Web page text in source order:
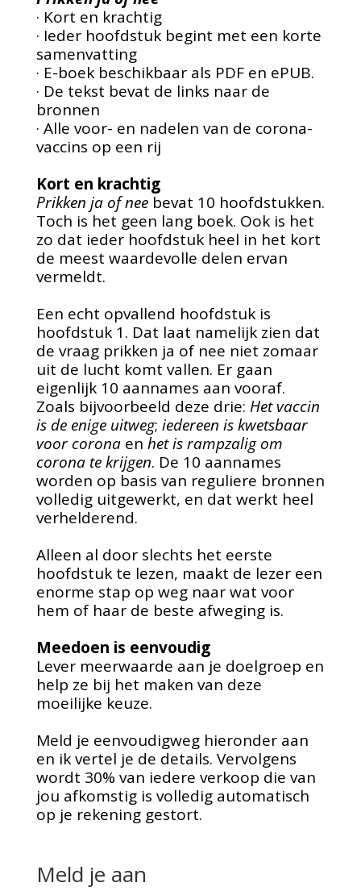
· Kort en krachtig
· Ieder hoofdstuk begint met een korte
samenvatting
· E-boek beschikbaar als PDF en ePUB.
· De tekst bevat de links naar de
bronnen
· Alle voor- en nadelen van de corona-
vaccins op een rij
Kort en krachtig
Prikken ja of neebevat 10 hoofdstukken.
Toch is het geen lang boek. Ook is het
zo dat ieder hoofdstuk heel in het kort
de meest waardevolle delen ervan
vermeldt.
Een echt opvallend hoofdstuk is
hoofdstuk 1. Dat laat namelijk zien dat
de vraag prikken ja of nee niet zomaar
uit de lucht komt vallen. Er gaan
eigenlijk 10 aannames aan vooraf.
Zoals bijvoorbeeld deze drie: Het vaccin
is de enige uitweg; iedereen is kwetsbaar
voor coronaen het is rampzalig om
corona te krijgen. De 10 aannames
worden op basis van reguliere bronnen
volledig uitgewerkt, en dat werkt heel
verhelderend.
Alleen al door slechts het eerste
hoofdstuk te lezen, maakt de lezer een
enorme stap op weg naar wat voor
hem of haar de beste afweging is.
Meedoen is eenvoudig
Lever meerwaarde aan je doelgroep en
help ze bij het maken van deze
moeilijke keuze.
Meld je eenvoudigweg hieronder aan
en ik vertel je de details. Vervolgens
wordt 30% van iedere verkoop die van
jou afkomstig is volledig automatisch
op je rekening gestort.
Meld je aan